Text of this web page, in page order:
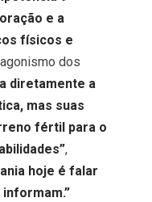
e a
físicos e
dos
diretamente a
mas suas
fértil para o
,
hoje é falar